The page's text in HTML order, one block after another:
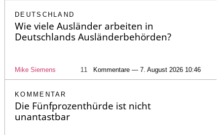
DEUTSCHLAND
Wie viele Ausländer arbeiten in
Deutschlands Ausländerbehörden?
Mike Siemens 11 Kommentare — 7. August 2026 10:46
KOMMENTAR
Die Fünfprozenthürde ist nicht
unantastbar